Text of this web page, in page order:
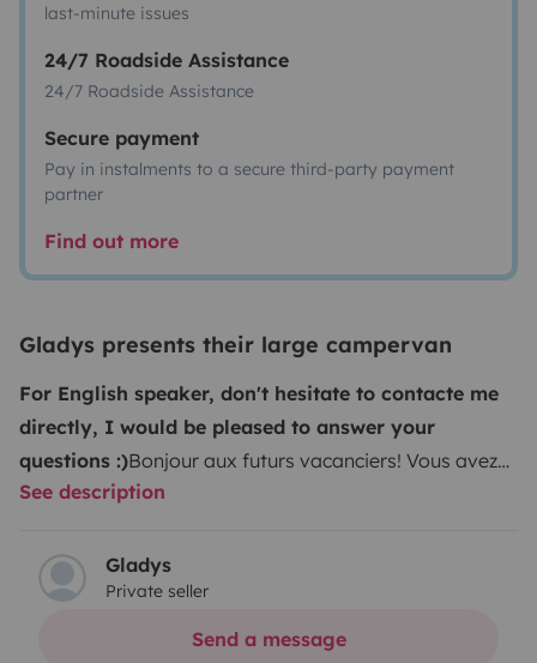
last-minute issues
24/7 Roadside Assistance
24/7 Roadside Assistance
Secure payment
Pay in instalments to a secure third-party payment
partner
Find out more
Gladys presents their large campervan
For English speaker, don't hesitate to contacte me
directly, I would be pleased to answer your
questions :)Bonjour aux futurs vacanciers! Vous avez
envie de tentez l’expérience itinérante pour vos
entre amis, séjournez à bord de notre fourgon
aménagé grand confort, spacieux et bien aménagé.
Vous allez découvrir les plaisirs de notre fourgon
See description
Gladys
Private seller
Send a message